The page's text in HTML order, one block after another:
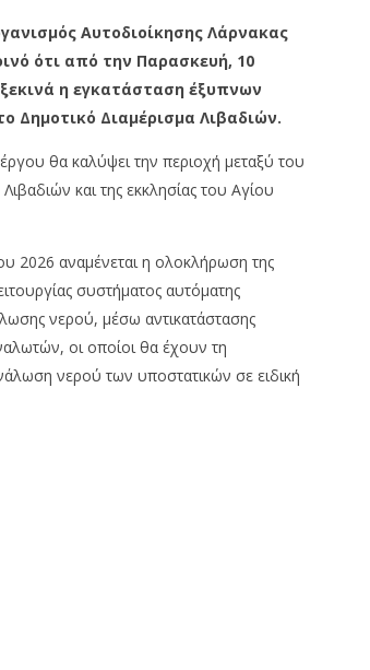
Αυτοδιοίκησης Λάρνακας
ότι από την Παρασκευή, 10
η εγκατάσταση έξυπνων
Δημοτικό Διαμέρισμα Λιβαδιών.
θα καλύψει την περιοχή μεταξύ του
και της εκκλησίας του Αγίου
2026 αναμένεται η ολοκλήρωση της
συστήματος αυτόματης
νερού, μέσω αντικατάστασης
οι οποίοι θα έχουν τη
νερού των υποστατικών σε ειδική